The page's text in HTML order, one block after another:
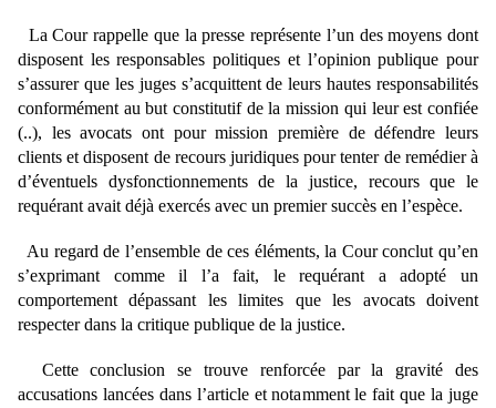
La Cour rappelle que la presse représente l’un des moyens dont
disposent les responsables politiques et l’opinion publique pour
s’assurer que les juges s’acquittent de leurs hautes responsabilités
conformément au but constitutif de la mission qui leur est confiée
(..), les avocats ont pour mission première de défendre leurs
clients et disposent de recours juridiques pour tenter de remédier à
d’éventuels dysfonctionnements de la justice, recours que le
requérant avait déjà exercés avec un premier succès en l’espèce.
Au regard de l’ensemble de ces éléments, la Cour conclut qu’en
s’exprimant comme il l’a fait, le requérant a adopté un
comportement dépassant les limites que les avocats doivent
respecter dans la critique publique de la justice.
Cette conclusion se trouve renforcée par la gravité des
accusations lancées dans l’article et notamment le fait que la juge